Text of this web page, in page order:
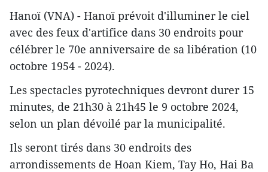
Hanoï (VNA) - Hanoï prévoit d'illuminer le ciel
avec des feux d'artifice dans 30 endroits pour
célébrer le 70e anniversaire de sa libération (10
octobre 1954 - 2024).
Les spectacles pyrotechniques devront durer 15
minutes, de 21h30 à 21h45 le 9 octobre 2024,
selon un plan dévoilé par la municipalité.
Ils seront tirés dans 30 endroits des
arrondissements de Hoan Kiem, Tay Ho, Hai Ba